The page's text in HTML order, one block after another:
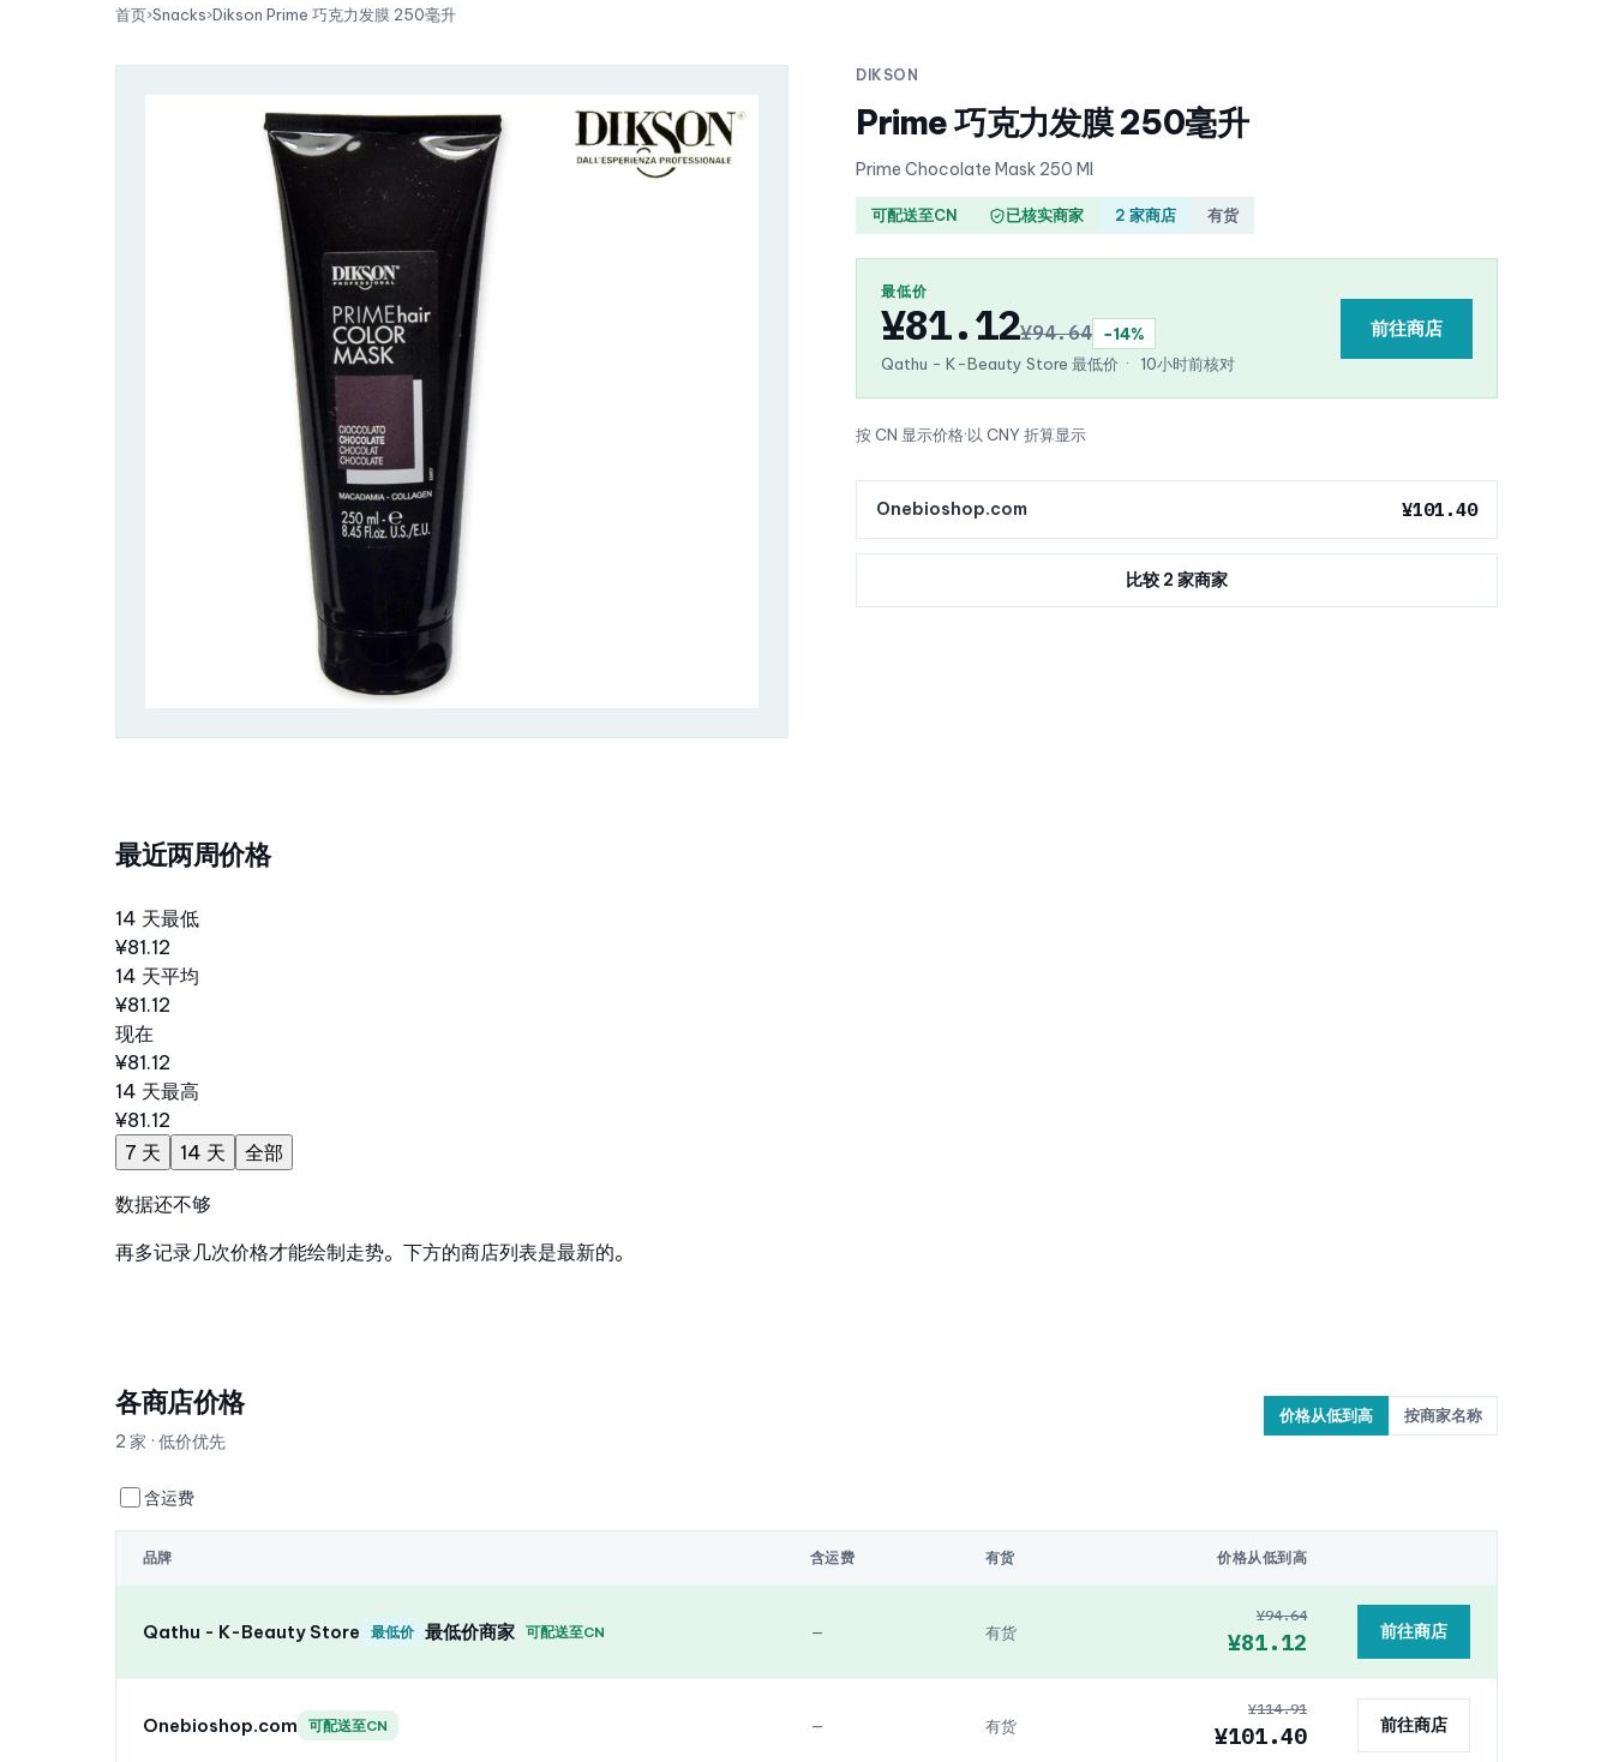
首页›Snacks›Dikson Prime 巧克力发膜 250毫升
DIKSON
Prime 巧克力发膜 250毫升
Prime Chocolate Mask 250 Ml
可配送至CN 已核实商家 2 家商店 有货
最低价
¥81.12¥94.64
−14%
Qathu - K-Beauty Store 最低价 · 10小时前核对
前往商店
按 CN 显示价格·以 CNY 折算显示
Onebioshop.com ¥101.40
比较 2 家商家
最近两周价格
14 天最低
¥81.12
14 天平均
¥81.12
现在
¥81.12
14 天最高
¥81.12
7 天
14 天 全部
数据还不够
再多记录几次价格才能绘制走势。下方的商店列表是最新的。
各商店价格
2 家 · 低价优先
价格从低到高 按商家名称
含运费
品牌 含运费 有货 价格从低到高
Qathu - K-Beauty Store 最低价 最低价商家 可配送至CN — 有货
¥94.64
¥81.12 前往商店
Onebioshop.com 可配送至CN — 有货
¥114.91
¥101.40 前往商店